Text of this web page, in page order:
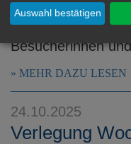
hat sich die
besondere
Besucherinnen
MEHR DAZU LESEN
24.10.2025
Verlegung
Auswahl bestätigen